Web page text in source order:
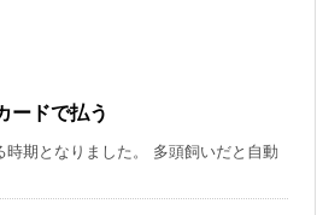
ードで払う
期となりました。 多頭飼いだと自動